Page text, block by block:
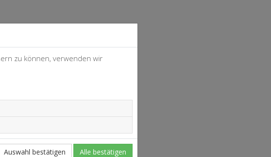
37
zu können, verwenden wir
Auswahl bestätigen Alle bestätigen